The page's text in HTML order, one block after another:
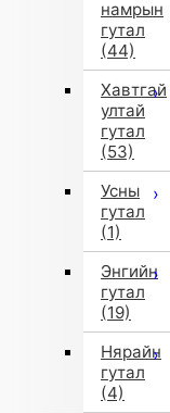
намрын
гутал
(44)
Хавтгай
ултай
гутал
(53)
Усны
гутал
(1)
Энгийн
гутал
(19)
Нярайн
гутал
(4)
shoes (other)